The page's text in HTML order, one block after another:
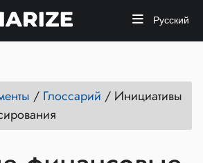
Русский
/ Глоссарий / Инициативы